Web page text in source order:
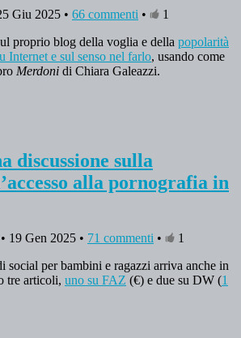
Giu 2025 • 66 commenti •
1
proprio blog della voglia e della popolarità
Internet e sul senso nel farlo, usando come
Merdoni di Chiara Galeazzi.
discussione sulla
alla pornografia in
19 Gen 2025 • 71 commenti •
1
social per bambini e ragazzi arriva anche in
tre articoli, uno su FAZ (€) e due su DW (1